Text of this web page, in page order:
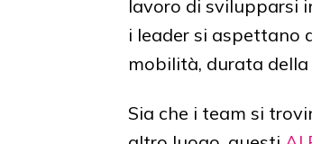
lavoro di svilupparsi
i leader si aspettano
mobilità, durata
Sia che i team si